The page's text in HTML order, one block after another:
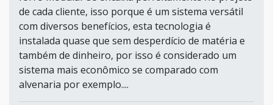
de cada cliente, isso porque é um sistema versátil
com diversos benefícios, esta tecnologia é
instalada quase que sem desperdício de matéria e
também de dinheiro, por isso é considerado um
sistema mais econômico se comparado com
alvenaria por exemplo....